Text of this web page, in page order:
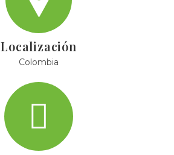
Localización
Colombia